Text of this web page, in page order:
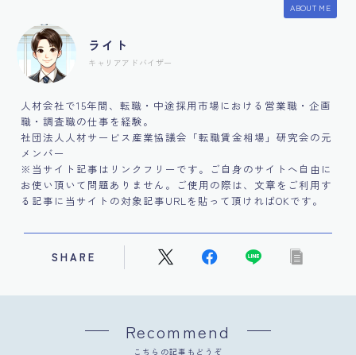
ABOUT ME
ライト
キャリアアドバイザー
人材会社で15年間、転職・中途採用市場における営業職・企画
職・調査職の仕事を経験。
社団法人人材サービス産業協議会「転職賃金相場」研究会の元
メンバー
※当サイト記事はリンクフリーです。ご自身のサイトへ自由に
お使い頂いて問題ありません。ご使用の際は、文章をご利用す
る記事に当サイトの対象記事URLを貼って頂ければOKです。
SHARE
Recommend
こちらの記事もどうぞ